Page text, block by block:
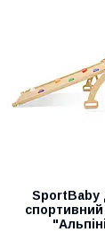
SportBaby